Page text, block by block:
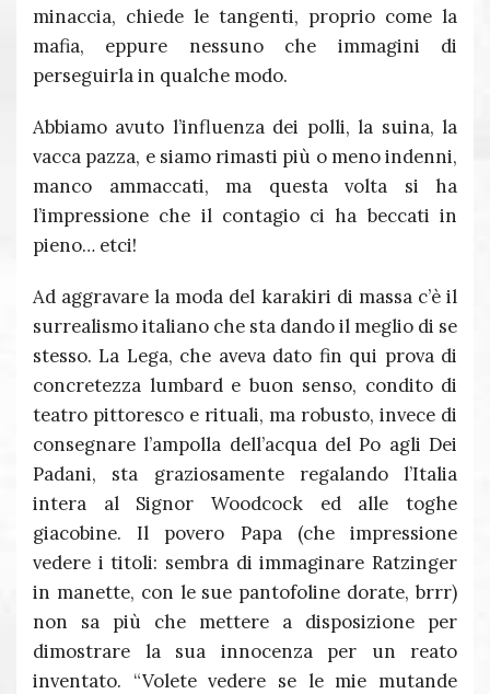
minaccia, chiede le tangenti, proprio come la
mafia, eppure nessuno che immagini di
perseguirla in qualche modo.
Abbiamo avuto l’influenza dei polli, la suina, la
vacca pazza, e siamo rimasti più o meno indenni,
manco ammaccati, ma questa volta si ha
l’impressione che il contagio ci ha beccati in
pieno… etci!
Ad aggravare la moda del karakiri di massa c’è il
surrealismo italiano che sta dando il meglio di se
stesso. La Lega, che aveva dato fin qui prova di
concretezza lumbard e buon senso, condito di
teatro pittoresco e rituali, ma robusto, invece di
consegnare l’ampolla dell’acqua del Po agli Dei
Padani, sta graziosamente regalando l’Italia
intera al Signor Woodcock ed alle toghe
giacobine. Il povero Papa (che impressione
vedere i titoli: sembra di immaginare Ratzinger
in manette, con le sue pantofoline dorate, brrr)
non sa più che mettere a disposizione per
dimostrare la sua innocenza per un reato
inventato. “Volete vedere se le mie mutande